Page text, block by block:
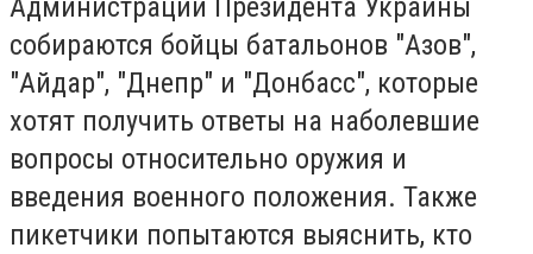
собираются бойцы батальонов "Азов",
"Айдар", "Днепр" и "Донбасс", которые
хотят получить ответы на наболевшие
вопросы относительно оружия и
введения военного положения. Также
пикетчики попытаются выяснить, кто